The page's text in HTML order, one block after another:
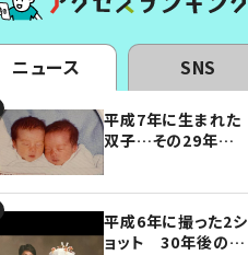
ニュース SNS
平成7年に生まれた
双子…その29年後
平成6年に撮った2シ
ョット 30年後の姿